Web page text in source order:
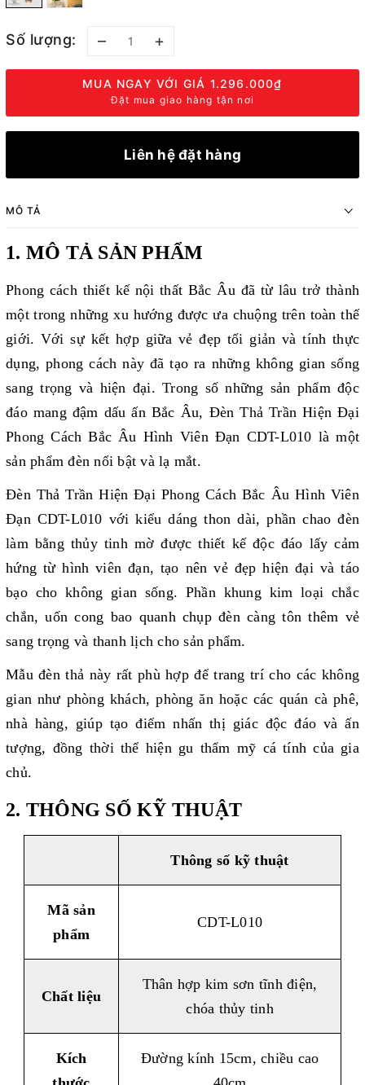
Số lượng: – +
MUA NGAY VỚI GIÁ 1.296.000₫
Đặt mua giao hàng tận nơi
Liên hệ đặt hàng
MÔ TẢ
1. MÔ TẢ SẢN PHẨM
Phong cách thiết kế nội thất Bắc Âu đã từ lâu trở thành
một trong những xu hướng được ưa chuộng trên toàn thế
giới. Với sự kết hợp giữa vẻ đẹp tối giản và tính thực
dụng, phong cách này đã tạo ra những không gian sống
sang trọng và hiện đại. Trong số những sản phẩm độc
đáo mang đậm dấu ấn Bắc Âu, Đèn Thả Trần Hiện Đại
Phong Cách Bắc Âu Hình Viên Đạn CDT-L010 là một
sản phẩm đèn nổi bật và lạ mắt.
Đèn Thả Trần Hiện Đại Phong Cách Bắc Âu Hình Viên
Đạn CDT-L010 với kiểu dáng thon dài, phần chao đèn
làm bằng thủy tinh mờ được thiết kế độc đáo lấy cảm
hứng từ hình viên đạn, tạo nên vẻ đẹp hiện đại và táo
bạo cho không gian sống. Phần khung kim loại chắc
chắn, uốn cong bao quanh chụp đèn càng tôn thêm vẻ
sang trọng và thanh lịch cho sản phẩm.
Mẫu đèn thả này rất phù hợp để trang trí cho các không
gian như phòng khách, phòng ăn hoặc các quán cà phê,
nhà hàng, giúp tạo điểm nhấn thị giác độc đáo và ấn
tượng, đồng thời thể hiện gu thẩm mỹ cá tính của gia
chủ.
2. THÔNG SỐ KỸ THUẬT
Thông số kỹ thuật
Mã sản
phẩm
CDT-L010
Chất liệu
Thân hợp kim sơn tĩnh điện,
chóa thủy tinh
Kích
Đường kính 15cm, chiều cao